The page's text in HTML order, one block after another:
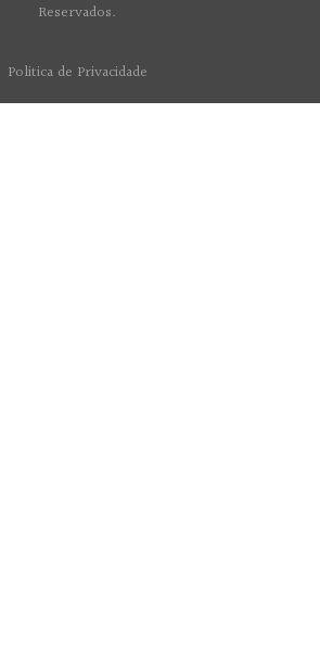
Reservados.
Politica de Privacidade